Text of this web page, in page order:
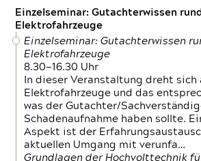
Einzelseminar: Gutachterwissen
Elektrofahrzeuge
Einzelseminar: Gutachterwissen
Elektrofahrzeuge
8.30—16.30 Uhr
In dieser Veranstaltung dreht sich
Elektrofahrzeuge und das
was der Gutachter/
Schadenaufnahme haben sollte.
Aspekt ist der
aktuellen Umgang mit verunfa…
Grundlagen der Hochvolttechnik